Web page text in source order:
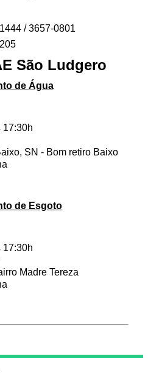
/ 3657-0801
São Ludgero
de Água
17:30h
SN - Bom retiro Baixo
de Esgoto
17:30h
Madre Tereza